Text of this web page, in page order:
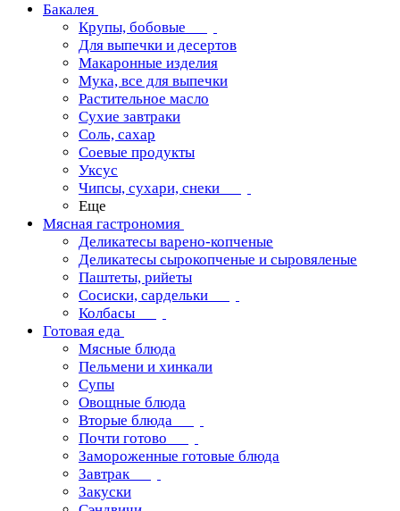
Бакалея
Крупы, бобовые
Для выпечки и десертов
Макаронные изделия
Мука, все для выпечки
Растительное масло
Сухие завтраки
Соль, сахар
Соевые продукты
Уксус
Чипсы, сухари, снеки
Еще
Мясная гастрономия
Деликатесы варено-копченые
Деликатесы сырокопченые и сыровяленые
Паштеты, рийеты
Сосиски, сардельки
Колбасы
Готовая еда
Мясные блюда
Пельмени и хинкали
Супы
Овощные блюда
Вторые блюда
Почти готово
Замороженные готовые блюда
Завтрак
Закуски